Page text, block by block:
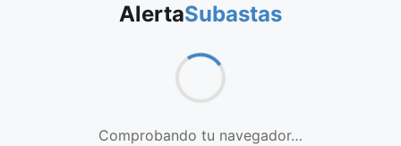
AlertaSubastas
Comprobando tu navegador…